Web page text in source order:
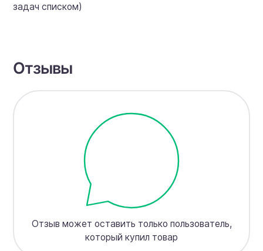
задач списком)
Отзывы
Отзыв может оставить только пользователь,
который купил товар